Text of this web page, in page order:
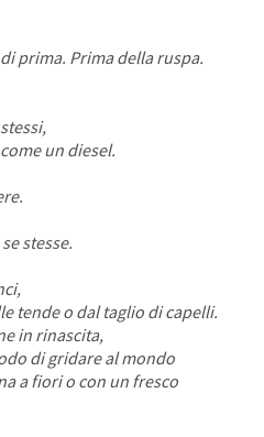
prima. Prima della ruspa.
un diesel.
stesse.
tende o dal taglio di capelli.
in rinascita,
di gridare al mondo
a fiori o con un fresco